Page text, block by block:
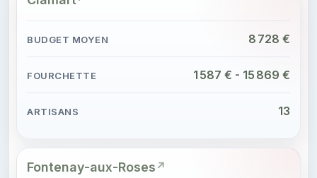
8 728 €
1 587 € - 15 869 €
13
Fontenay-aux-Roses